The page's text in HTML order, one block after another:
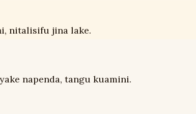
nitalisifu jina lake.
napenda, tangu kuamini.